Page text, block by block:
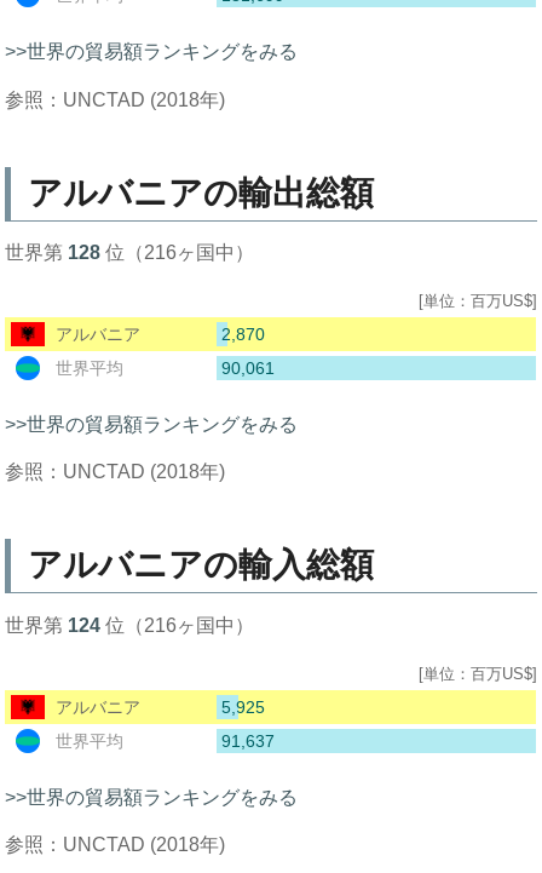
>>世界の貿易額ランキングをみる
参照：UNCTAD (2018年)
アルバニアの輸出総額
世界第 128 位（216ヶ国中）
[単位：百万US$]
アルバニア
2,870
世界平均
90,061
>>世界の貿易額ランキングをみる
参照：UNCTAD (2018年)
アルバニアの輸入総額
世界第 124 位（216ヶ国中）
[単位：百万US$]
アルバニア
5,925
世界平均
91,637
>>世界の貿易額ランキングをみる
参照：UNCTAD (2018年)